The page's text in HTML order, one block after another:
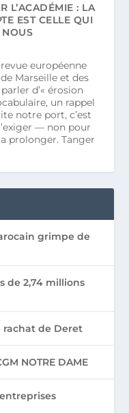
L’ACADÉMIE : LA
EST CELLE QUI
européenne
Marseille et des
d’« érosion
un rappel
notre port, c’est
— non pour
prolonger. Tanger
grimpe de
de 2,74 millions
rachat de Deret
NOTRE DAME